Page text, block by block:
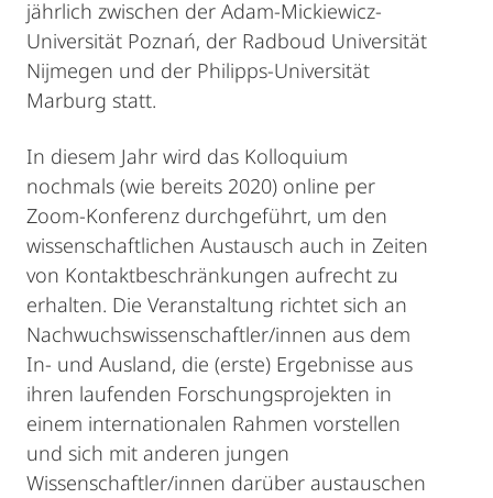
jährlich zwischen der Adam-Mickiewicz-
Universität Poznań, der Radboud Universität
Nijmegen und der Philipps-Universität
Marburg statt.
In diesem Jahr wird das Kolloquium
nochmals (wie bereits 2020) online per
Zoom-Konferenz durchgeführt, um den
wissenschaftlichen Austausch auch in Zeiten
von Kontaktbeschränkungen aufrecht zu
erhalten. Die Veranstaltung richtet sich an
Nachwuchswissenschaftler/innen aus dem
In- und Ausland, die (erste) Ergebnisse aus
ihren laufenden Forschungsprojekten in
einem internationalen Rahmen vorstellen
und sich mit anderen jungen
Wissenschaftler/innen darüber austauschen